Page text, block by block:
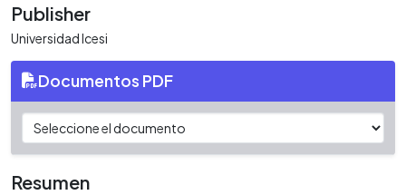
Publisher
Universidad Icesi
Documentos PDF
Resumen